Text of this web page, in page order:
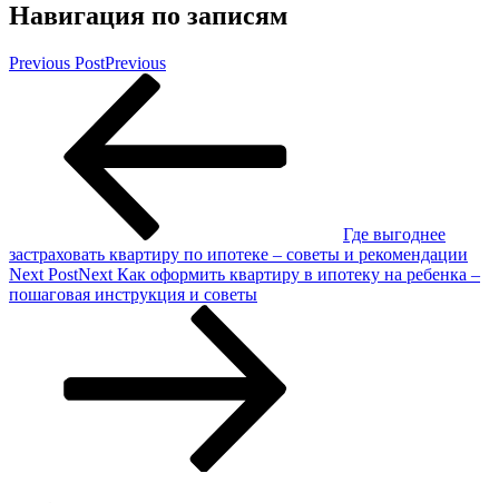
Навигация по записям
Previous PostPrevious
Где выгоднее
застраховать квартиру по ипотеке – советы и рекомендации
Next PostNext Как оформить квартиру в ипотеку на ребенка –
пошаговая инструкция и советы